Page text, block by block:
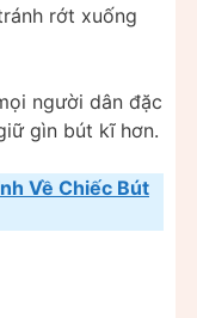
rớt xuống
người dân đặc
gìn bút kĩ hơn.
Về Chiếc Bút